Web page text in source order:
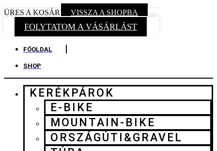
ÜRES A KOSÁR VISSZA A SHOPBA
FOLYTATOM A VÁSÁRLÁST
FŐOLDAL
SHOP
KERÉKPÁROK
E-BIKE
MOUNTAIN-BIKE
ORSZÁGÚTI&GRAVEL